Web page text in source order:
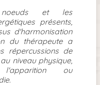
et les
présents,
d'harmonisation
du thérapeute a
répercussions de
niveau physique,
ou